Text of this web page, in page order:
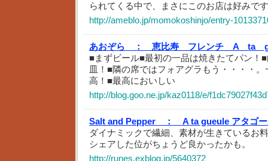
られてくる中で、まさにこのお店は好みで
http://ameblo.jp/momokoshinjo/entry-
あおぞら ：
恵比寿 フレンチ A ta
■まずビール■最初の一品は焼きたてパン！
皿！■隣の席ではフォアグラもう・・・・
高！■最高においしい
http://blog.goo.ne.jp/kaz0118/e/
Salt and Pepper ：
A ta gueule アタゴ
ダイナミックで繊細、素材が生きているお
シェアした位がちょうど良かったかも。
http://runes.exblog.jp/5640372